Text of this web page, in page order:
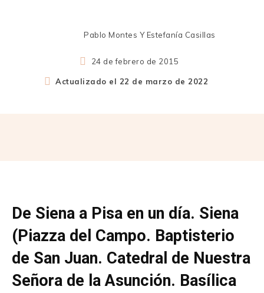
Pablo Montes Y Estefanía Casillas
24 de febrero de 2015
Actualizado el 22 de marzo de 2022
De Siena a Pisa en un día. Siena
(Piazza del Campo. Baptisterio
de San Juan. Catedral de Nuestra
Señora de la Asunción. Basílica